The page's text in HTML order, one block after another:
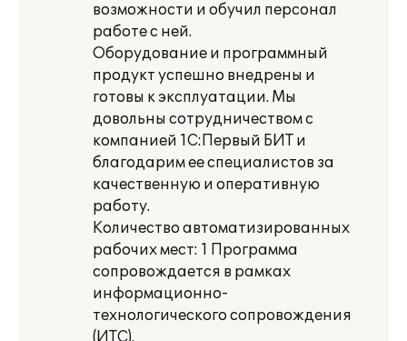
возможности и обучил персонал
работе с ней.
Оборудование и программный
продукт успешно внедрены и
готовы к эксплуатации. Мы
довольны сотрудничеством с
компанией 1С:Первый БИТ и
благодарим ее специалистов за
качественную и оперативную
работу.
Количество автоматизированных
рабочих мест: 1 Программа
сопровождается в рамках
информационно-
технологического сопровождения
(ИТС).